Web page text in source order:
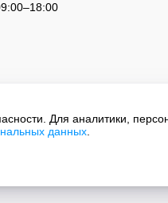
–18:00
Для аналитики,
данных